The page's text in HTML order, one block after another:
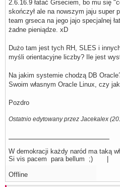
2.6.16.9 łatać Grseciem, bo mu się
skończył ale na nowszym jaju super
team grseca na jego jajo specjalnej
żadne pieniądze. xD
Dużo tam jest tych RH, SLES i
myśli orientacyjne liczby? Ile jest
Na jakim systemie chodzą DB
Swoim własnym Oracle Linux, czy
Pozdro
Ostatnio edytowany przez Jacekalex
W demokracji każdy naród ma taką
Si vis pacem para bellum ;) |
Offline